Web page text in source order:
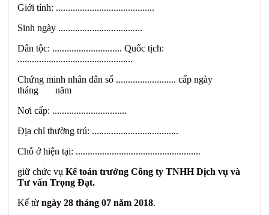
Giới tính: .........................................
Sinh ngày ...................................
Dân tộc: ............................. Quốc tịch:
................................................
Chứng minh nhân dân số ......................... cấp ngày
tháng năm
Nơi cấp: ...............................
Địa chỉ thường trú: ....................................
Chỗ ở hiện tại: ....................................................
giữ chức vụ Kế toán trưởng Công ty TNHH Dịch vụ và
Tư vấn Trọng Đạt.
Kể từ ngày 28 tháng 07 năm 2018.